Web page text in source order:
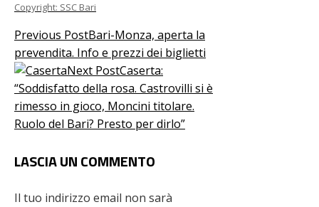
Copyright: SSC Bari
Previous PostBari-Monza, aperta la
prevendita. Info e prezzi dei biglietti
Next PostCaserta:
“Soddisfatto della rosa. Castrovilli si è
rimesso in gioco, Moncini titolare.
Ruolo del Bari? Presto per dirlo”
LASCIA UN COMMENTO
Il tuo indirizzo email non sarà